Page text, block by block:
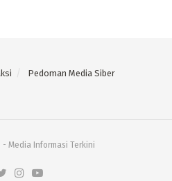
Pedoman Media Siber
Media Informasi Terkini